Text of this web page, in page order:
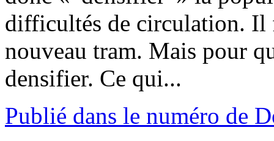
difficultés de circulation. Il
nouveau tram. Mais pour
densifier. Ce qui...
Publié dans le numéro de